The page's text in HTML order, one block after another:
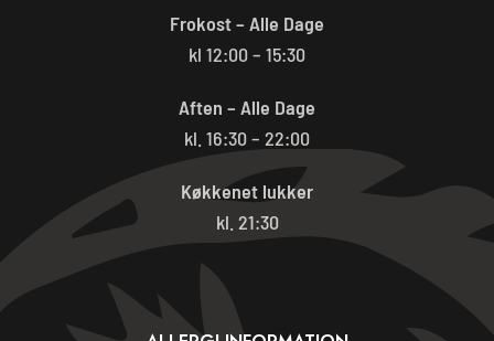
Frokost – Alle Dage
kl 12:00 – 15:30
Aften – Alle Dage
kl. 16:30 – 22:00
Køkkenet lukker
kl. 21:30